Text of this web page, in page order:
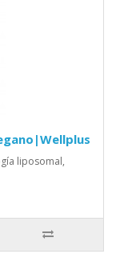
liposomal,